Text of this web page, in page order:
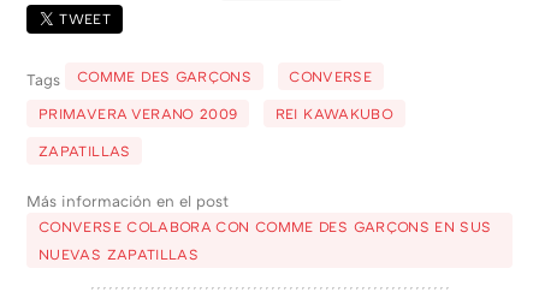
TWEET
Tags COMME DES GARÇONS CONVERSE
PRIMAVERA VERANO 2009 REI KAWAKUBO
ZAPATILLAS
Más información en el post
CONVERSE COLABORA CON COMME DES GARÇONS EN SUS
NUEVAS ZAPATILLAS